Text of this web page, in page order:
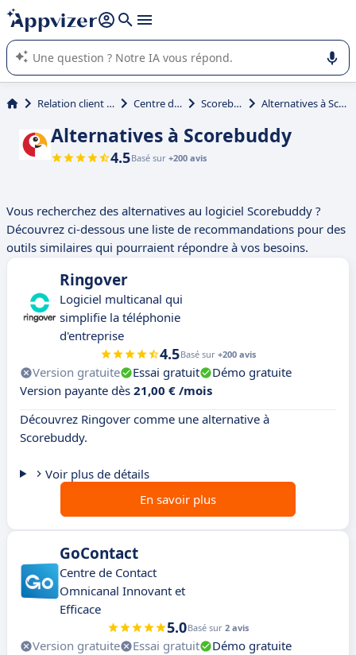
répondre (plusieurs lignes avec
L'IA de Appvizer vous guide dans l'utilisation ou la sélection de
logiciel SaaS en entreprise.
Relation client et vente Centre d'appel Scorebuddy Alternatives à Scorebuddy
Alternatives à Scorebuddy
4.5Basé sur +200 avis
Vous recherchez des alternatives au logiciel Scorebuddy ?
Découvrez ci-dessous une liste de recommandations pour des
outils similaires qui pourraient répondre à vos besoins.
Ringover
Logiciel multicanal qui
simplifie la téléphonie
d'entreprise
4.5Basé sur +200 avis
Version gratuite Essai gratuit
Démo gratuite
Version payante dès 21,00 € /mois
Découvrez Ringover comme une alternative à
Scorebuddy.
Voir plus de détails
En savoir plus
GoContact
Centre de Contact
Omnicanal Innovant et
Efficace
5.0Basé sur 2 avis
Version gratuite Essai gratuit
Démo gratuite